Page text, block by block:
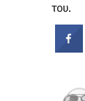
του.